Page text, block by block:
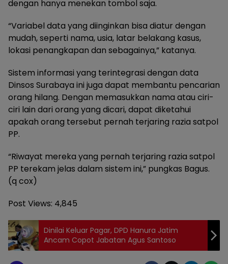
dengan hanya menekan tombol saja.
“Variabel data yang diinginkan bisa diatur dengan
mudah, seperti nama, usia, latar belakang kasus,
lokasi penangkapan dan sebagainya,” katanya.
Sistem informasi yang terintegrasi dengan data
Dinsos Surabaya ini juga dapat membantu pencarian
orang hilang. Dengan memasukkan nama atau ciri-
ciri lain dari orang yang dicari, dapat diketahui
apakah orang tersebut pernah terjaring razia satpol
PP.
“Riwayat mereka yang pernah terjaring razia satpol
PP terekam jelas dalam sistem ini,” pungkas Bagus.
(q cox)
Post Views: 4,845
Dinilai Keluar Pagar, DPD Hanura Jatim
Ancam Copot Jabatan Agus Santoso